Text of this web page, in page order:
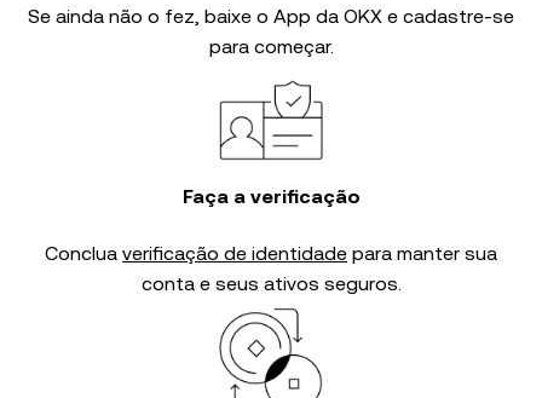
Se ainda não o fez, baixe o App da OKX e cadastre-se
para começar.
Faça a verificação
Conclua verificação de identidade para manter sua
conta e seus ativos seguros.